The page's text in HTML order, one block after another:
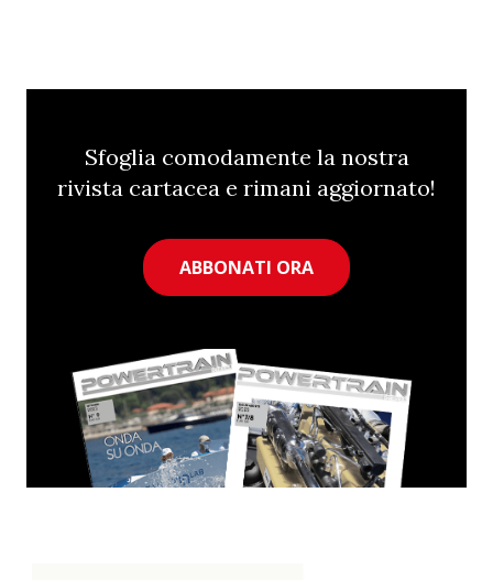
Sfoglia comodamente la nostra
rivista cartacea e rimani aggiornato!
ABBONATI ORA